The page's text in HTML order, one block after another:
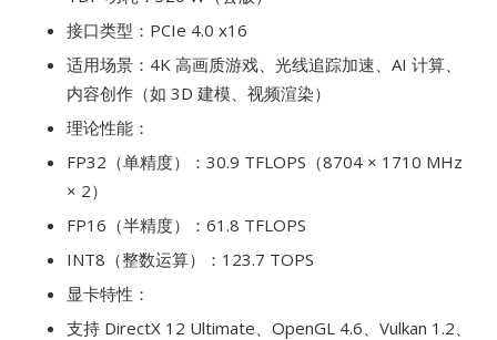
接口类型：PCIe 4.0 x16
适用场景：4K 高画质游戏、光线追踪加速、AI 计算、
内容创作（如 3D 建模、视频渲染）
理论性能：
FP32（单精度）：30.9 TFLOPS（8704 × 1710 MHz
× 2）
FP16（半精度）：61.8 TFLOPS
INT8（整数运算）：123.7 TOPS
显卡特性：
支持 DirectX 12 Ultimate、OpenGL 4.6、Vulkan 1.2、